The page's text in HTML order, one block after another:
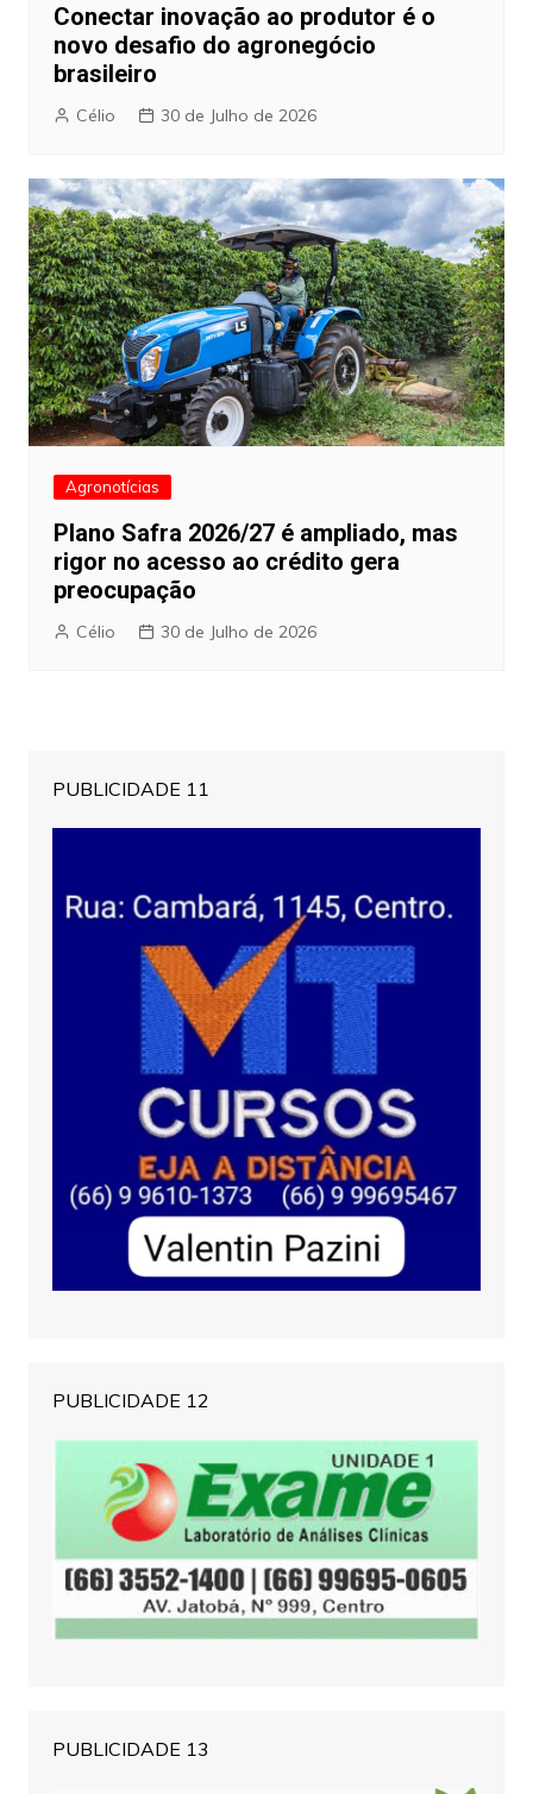
Conectar inovação ao produtor é o
novo desafio do agronegócio
brasileiro
Célio 30 de Julho de 2026
Agronotícias
Plano Safra 2026/27 é ampliado, mas
rigor no acesso ao crédito gera
preocupação
Célio 30 de Julho de 2026
PUBLICIDADE 11
PUBLICIDADE 12
PUBLICIDADE 13